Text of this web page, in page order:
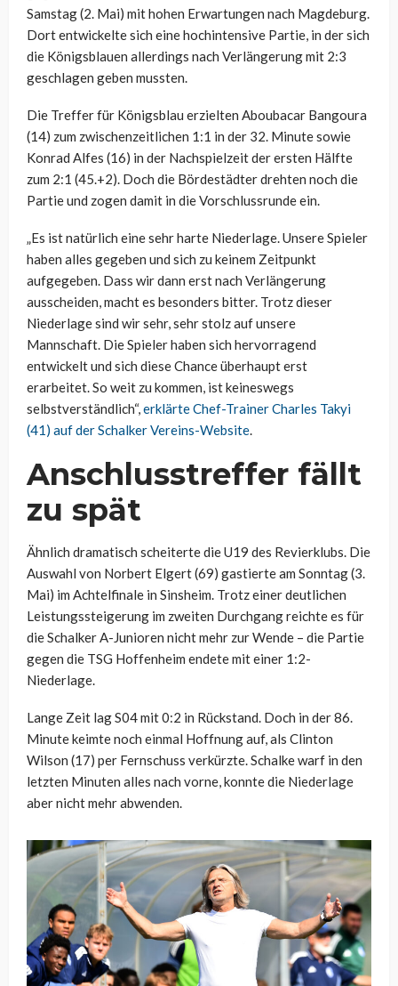
Samstag (2. Mai) mit hohen Erwartungen nach Magdeburg.
Dort entwickelte sich eine hochintensive Partie, in der sich
die Königsblauen allerdings nach Verlängerung mit 2:3
geschlagen geben mussten.
Die Treffer für Königsblau erzielten Aboubacar Bangoura
(14) zum zwischenzeitlichen 1:1 in der 32. Minute sowie
Konrad Alfes (16) in der Nachspielzeit der ersten Hälfte
zum 2:1 (45.+2). Doch die Bördestädter drehten noch die
Partie und zogen damit in die Vorschlussrunde ein.
„Es ist natürlich eine sehr harte Niederlage. Unsere Spieler
haben alles gegeben und sich zu keinem Zeitpunkt
aufgegeben. Dass wir dann erst nach Verlängerung
ausscheiden, macht es besonders bitter. Trotz dieser
Niederlage sind wir sehr, sehr stolz auf unsere
Mannschaft. Die Spieler haben sich hervorragend
entwickelt und sich diese Chance überhaupt erst
erarbeitet. So weit zu kommen, ist keineswegs
selbstverständlich“,erklärte Chef-Trainer Charles Takyi
(41) auf der Schalker Vereins-Website.
Anschlusstreffer fällt
zu spät
Ähnlich dramatisch scheiterte die U19 des Revierklubs. Die
Auswahl von Norbert Elgert (69) gastierte am Sonntag (3.
Mai) im Achtelfinale in Sinsheim. Trotz einer deutlichen
Leistungssteigerung im zweiten Durchgang reichte es für
die Schalker A-Junioren nicht mehr zur Wende – die Partie
gegen die TSG Hoffenheim endete mit einer 1:2-
Niederlage.
Lange Zeit lag S04 mit 0:2 in Rückstand. Doch in der 86.
Minute keimte noch einmal Hoffnung auf, als Clinton
Wilson (17) per Fernschuss verkürzte. Schalke warf in den
letzten Minuten alles nach vorne, konnte die Niederlage
aber nicht mehr abwenden.